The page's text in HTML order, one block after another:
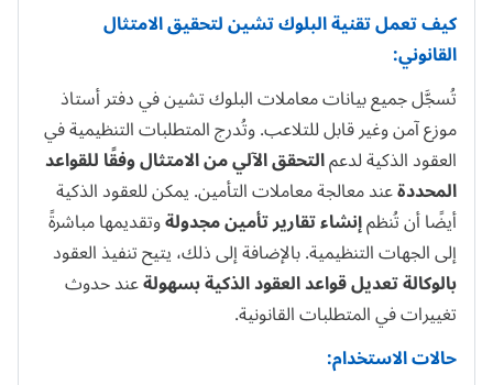
كيف تعمل تقنية البلوك تشين لتحقيق الامتثال
القانوني:
تُسجَّل جميع بيانات معاملات البلوك تشين في دفتر أستاذ
موزع آمن وغير قابل للتلاعب. وتُدرج المتطلبات التنظيمية في
العقود الذكية لدعمالتحقق الآلي من الامتثالوفقًا للقواعد
المحددةعند معالجة معاملات التأمين. يمكن للعقود الذكية
أيضًا أن تُنظمإنشاء تقارير تأمين مجدولةوتقديمها مباشرةً
إلى الجهات التنظيمية. بالإضافة إلى ذلك، يتيح تنفيذ العقود
بالوكالة تعديل قواعد العقود الذكية بسهولةعند حدوث
تغييرات في المتطلبات القانونية.
حالات الاستخدام: